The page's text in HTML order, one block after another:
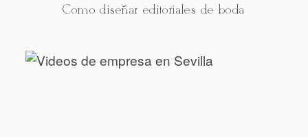
Cómo diseñar editoriales de boda